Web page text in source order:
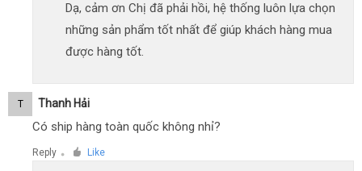
Dạ, cảm ơn Chị đã phải hồi, hệ thống luôn lựa chọn
những sản phẩm tốt nhất để giúp khách hàng mua
được hàng tốt.
T Thanh Hải
Có ship hàng toàn quốc không nhỉ?
Reply ● Like